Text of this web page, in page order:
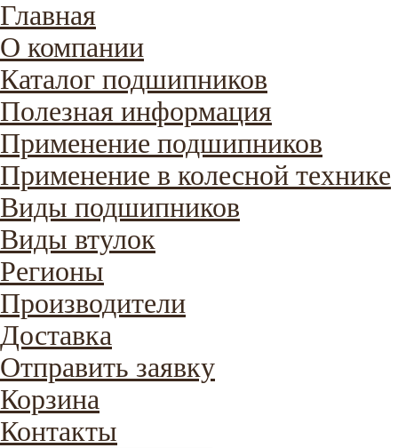
Главная
О компании
Каталог подшипников
Полезная информация
Применение подшипников
Применение в колесной технике
Виды подшипников
Виды втулок
Регионы
Производители
Доставка
Отправить заявку
Корзина
Контакты